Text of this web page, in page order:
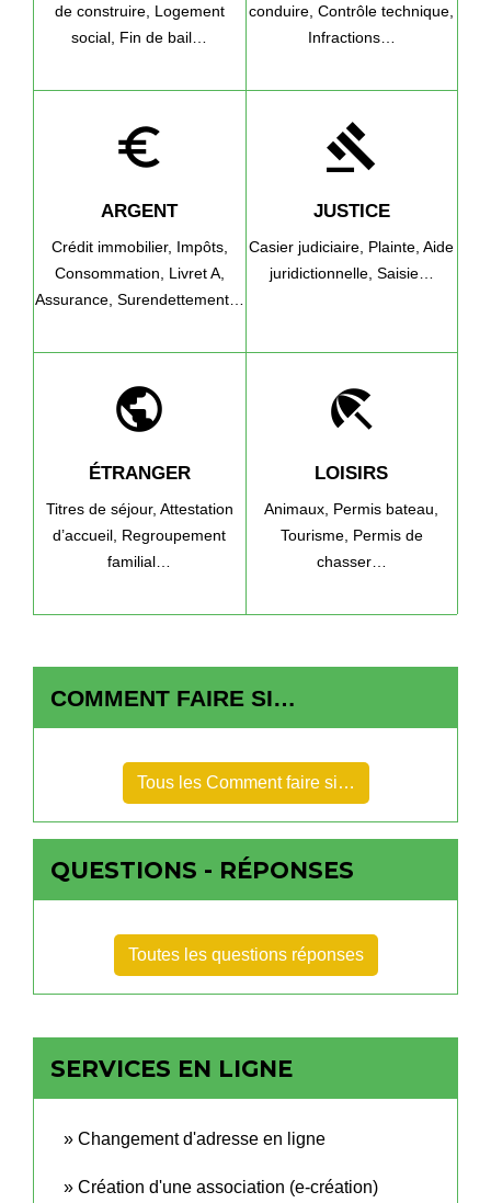
de construire, Logement
social, Fin de bail…
conduire,Contrôle technique,
Infractions…
euro_symbol
ARGENT
Crédit immobilier, Impôts,
Consommation, Livret A,
Assurance, Surendettement…
gavel
JUSTICE
Casier judiciaire, Plainte,Aide
juridictionnelle, Saisie…
public
ÉTRANGER
Titres de séjour, Attestation
d’accueil, Regroupement
familial…
beach_access
LOISIRS
Animaux, Permis bateau,
Tourisme, Permis de
chasser…
COMMENT FAIRE SI…
Tous les Comment faire si…
QUESTIONS - RÉPONSES
Toutes les questions réponses
SERVICES EN LIGNE
Changement d'adresse en ligne
Création d'une association (e-création)